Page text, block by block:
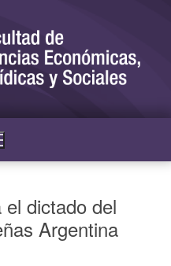
dictado del
Argentina